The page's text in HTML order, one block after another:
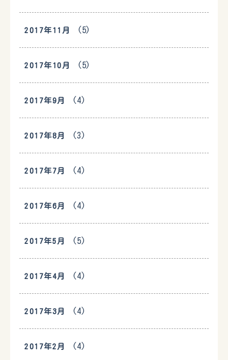
2017年11月 (5)
2017年10月 (5)
2017年9月 (4)
2017年8月 (3)
2017年7月 (4)
2017年6月 (4)
2017年5月 (5)
2017年4月 (4)
2017年3月 (4)
2017年2月 (4)